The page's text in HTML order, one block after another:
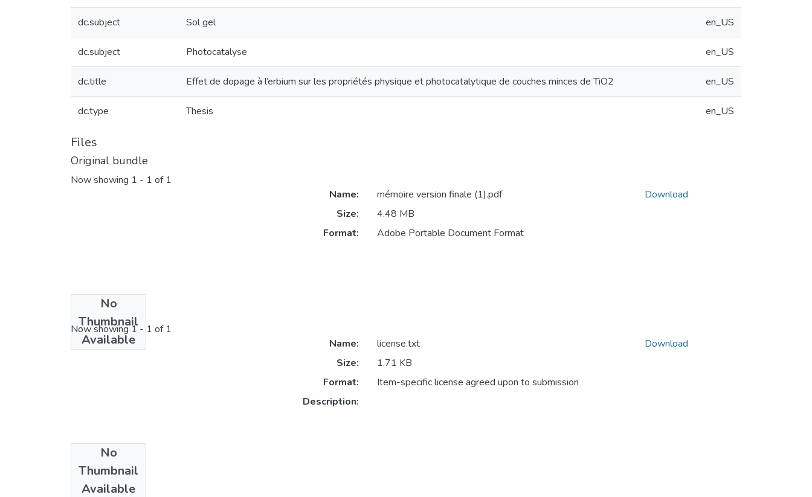
dc.subject Sol gel en_US
dc.subject Photocatalyse en_US
dc.title Effet de dopage à l’erbium sur les propriétés physique et photocatalytique de couches minces de TiO2 en_US
dc.type Thesis en_US
Files
Original bundle
Now showing 1 - 1 of 1
No
Thumbnail
Available
Name:
mémoire version finale (1).pdf
Size:
4.48 MB
Format:
Adobe Portable Document Format
Download
License bundle
Now showing1 - 1 of 1
No
Thumbnail
Available
Name:
license.txt
Size:
1.71 KB
Format:
Item-specific license agreed upon to submission
Description:
Download
Collections
Couches minces